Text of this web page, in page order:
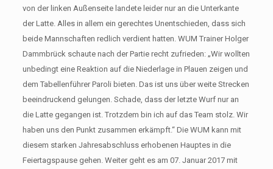
von der linken Außenseite landete leider nur an die Unterkante
der Latte. Alles in allem ein gerechtes Unentschieden, dass sich
beide Mannschaften redlich verdient hatten. WUM Trainer Holger
Dammbrück schaute nach der Partie recht zufrieden: „Wir wollten
unbedingt eine Reaktion auf die Niederlage in Plauen zeigen und
dem Tabellenführer Paroli bieten. Das ist uns über weite Strecken
beeindruckend gelungen. Schade, dass der letzte Wurf nur an
die Latte gegangen ist. Trotzdem bin ich auf das Team stolz. Wir
haben uns den Punkt zusammen erkämpft.“ Die WUM kann mit
diesem starken Jahresabschluss erhobenen Hauptes in die
Feiertagspause gehen. Weiter geht es am 07. Januar 2017 mit